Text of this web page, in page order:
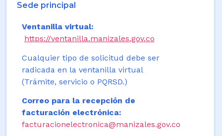
Sede principal
Ventanilla virtual:
https://ventanilla.manizales.gov.co
Cualquier tipo de solicitud debe ser
radicada en la ventanilla virtual
(Trámite, servicio o PQRSD.)
Correo para la recepción de
facturación electrónica:
facturacionelectronica@manizales.gov.co